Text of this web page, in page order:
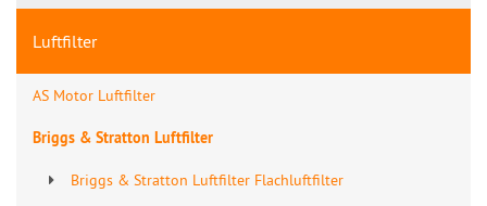
Luftfilter
AS Motor Luftfilter
Briggs & Stratton Luftfilter
Briggs & Stratton Luftfilter Flachluftfilter